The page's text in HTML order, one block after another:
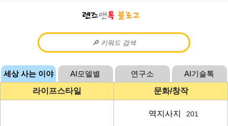
세상 사는 이야
AI모델별 연구소
AI기술톡
라이프스타일
문화/창작
역지사지 201